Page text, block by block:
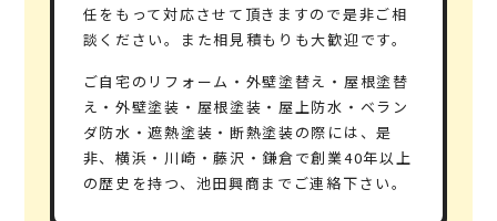
任をもって対応させて頂きますので是非ご相
談ください。また相見積もりも大歓迎です。
ご自宅のリフォーム・外壁塗替え・屋根塗替
え・外壁塗装・屋根塗装・屋上防水・ベラン
ダ防水・遮熱塗装・断熱塗装の際には、是
非、横浜・川崎・藤沢・鎌倉で創業40年以上
の歴史を持つ、池田興商までご連絡下さい。